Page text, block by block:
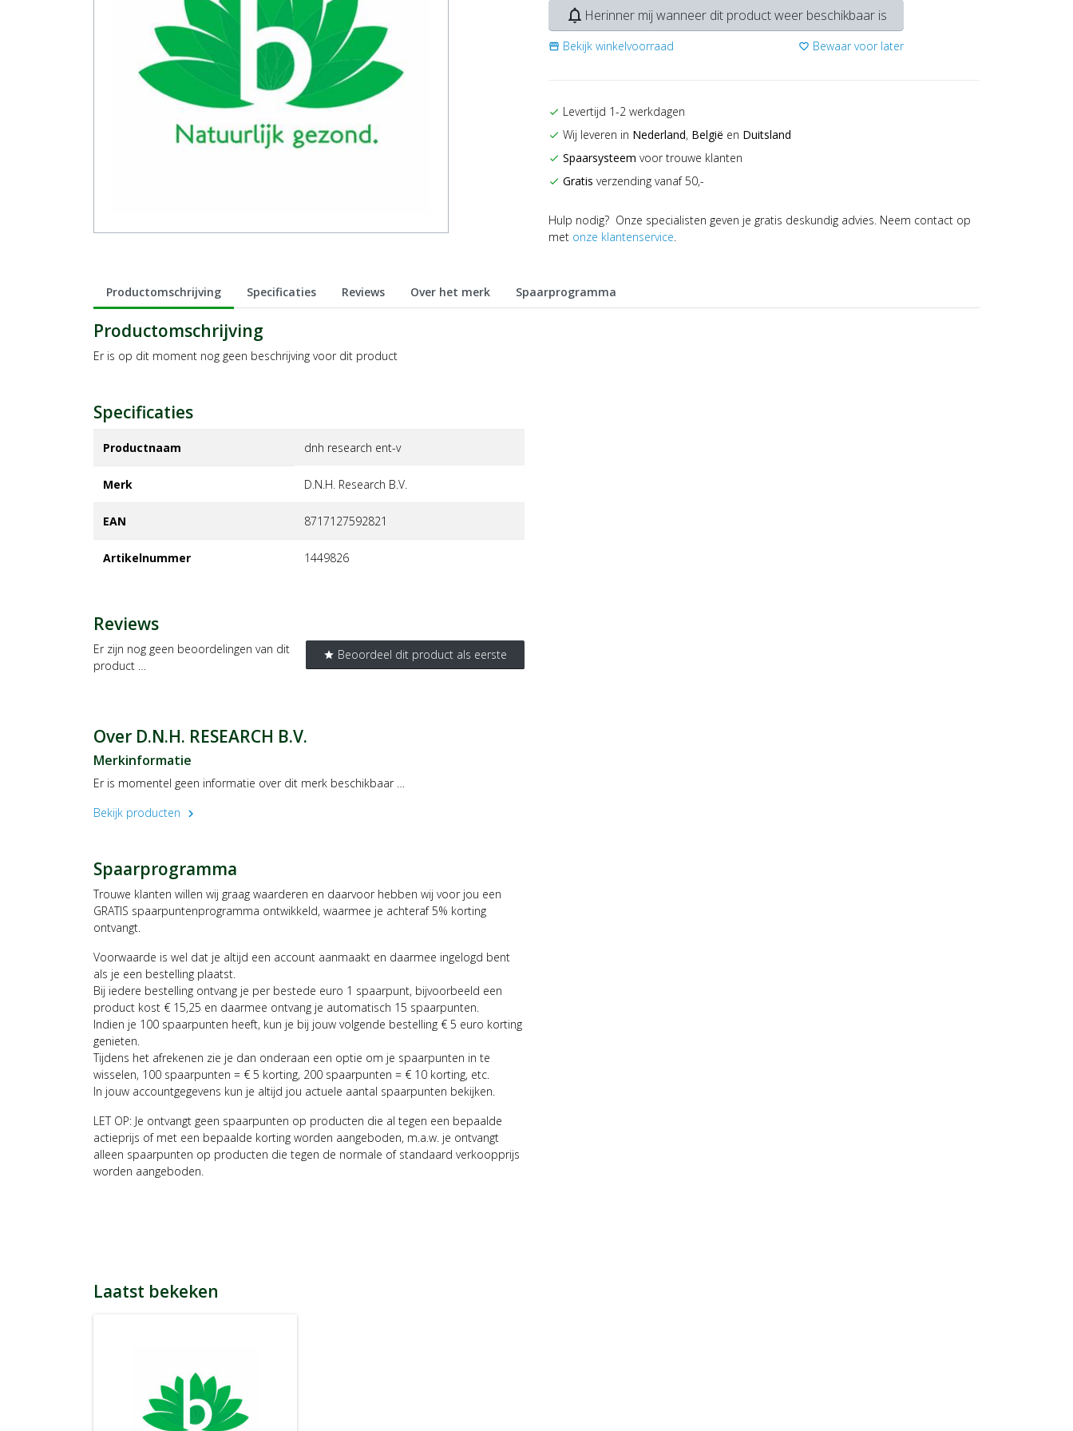
notifications_none Herinner mij wanneer dit product weer beschikbaar is
storefront Bekijk winkelvoorraad favorite_border Bewaar voor later
check Levertijd 1-2 werkdagen
check Wij leveren in Nederland, België en Duitsland
check Spaarsysteem voor trouwe klanten
check Gratis verzending vanaf 50,-
Hulp nodig? Onze specialisten geven je gratis deskundig advies. Neem contact op
met onze klantenservice.
Productomschrijving Specificaties Reviews Over het merk Spaarprogramma
Productomschrijving
Er is op dit moment nog geen beschrijving voor dit product
Specificaties
Productnaam dnh research ent-v
Merk d.n.h. research b.v.
EAN 8717127592821
Artikelnummer 1449826
Reviews
star Beoordeel dit product als eerste
Er zijn nog geen beoordelingen van dit
product …
Over D.N.H. RESEARCH B.V.
Merkinformatie
Er is momentel geen informatie over dit merk beschikbaar …
Bekijk producten
chevron_right
Spaarprogramma
Trouwe klanten willen wij graag waarderen en daarvoor hebben wij voor jou een
GRATIS spaarpuntenprogramma ontwikkeld, waarmee je achteraf 5% korting
ontvangt.
Voorwaarde is wel dat je altijd een account aanmaakt en daarmee ingelogd bent
als je een bestelling plaatst.
Bij iedere bestelling ontvang je per bestede euro 1 spaarpunt, bijvoorbeeld een
product kost € 15,25 en daarmee ontvang je automatisch 15 spaarpunten.
Indien je 100 spaarpunten heeft, kun je bij jouw volgende bestelling € 5 euro korting
genieten.
Tijdens het afrekenen zie je dan onderaan een optie om je spaarpunten in te
wisselen, 100 spaarpunten = € 5 korting, 200 spaarpunten = € 10 korting, etc.
In jouw accountgegevens kun je altijd jou actuele aantal spaarpunten bekijken.
LET OP: Je ontvangt geen spaarpunten op producten die al tegen een bepaalde
actieprijs of met een bepaalde korting worden aangeboden, m.a.w. je ontvangt
alleen spaarpunten op producten die tegen de normale of standaard verkoopprijs
worden aangeboden.
Laatst bekeken